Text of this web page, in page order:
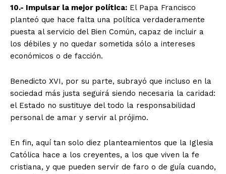
10.- Impulsar la mejor política: El Papa Francisco
planteó que hace falta una política verdaderamente
puesta al servicio del Bien Común, capaz de incluir a
los débiles y no quedar sometida sólo a intereses
económicos o de facción.
Benedicto XVI, por su parte, subrayó que incluso en la
sociedad más justa seguirá siendo necesaria la caridad:
el Estado no sustituye del todo la responsabilidad
personal de amar y servir al prójimo.
En fin, aquí tan solo diez planteamientos que la Iglesia
Católica hace a los creyentes, a los que viven la fe
cristiana, y que pueden servir de faro o de guía cuando,